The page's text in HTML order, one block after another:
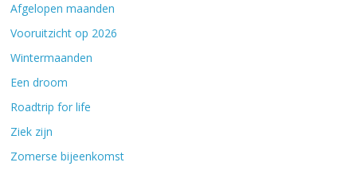
Afgelopen maanden
Vooruitzicht op 2026
Wintermaanden
Een droom
Roadtrip for life
Ziek zijn
Zomerse bijeenkomst